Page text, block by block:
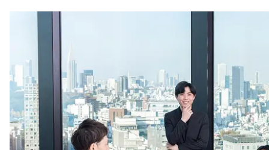
Startup Magazine
イベント・セミナー
特集記事
CEOインタビュー